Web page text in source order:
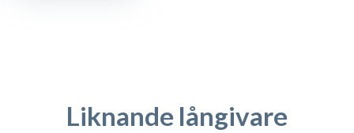
Liknande långivare